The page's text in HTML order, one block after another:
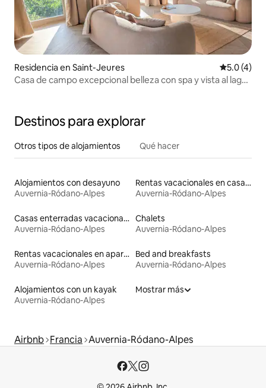
Residencia en Saint-Jeures
5.0 (4)
Casa de campo excepcional belleza con spa y vista al lago
Destinos para explorar
Otros tipos de alojamientos Qué hacer
Alojamientos con desayuno
Auvernia-Ródano-Alpes
Rentas vacacionales en casas de pastores
Auvernia-Ródano-Alpes
Casas enterradas vacacionales
Auvernia-Ródano-Alpes
Chalets
Auvernia-Ródano-Alpes
Rentas vacacionales en apartoteles
Auvernia-Ródano-Alpes
Bed and breakfasts
Auvernia-Ródano-Alpes
Alojamientos con un kayak
Auvernia-Ródano-Alpes
Mostrar más
Airbnb Francia Auvernia-Ródano-Alpes